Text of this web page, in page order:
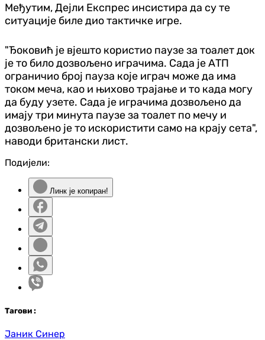
Међутим, Дејли Експрес инсистира да су те
ситуације биле дио тактичке игре.
"Ђоковић је вјешто користио паузе за тоалет док
је то било дозвољено играчима. Сада је АТП
ограничио број пауза које играч може да има
током меча, као и њихово трајање и то када могу
да буду узете. Сада је играчима дозвољено да
имају три минута паузе за тоалет по мечу и
дозвољено је то искористити само на крају сета",
наводи британски лист.
Подијели:
Линк је копиран!
Тагови :
Јаник Синер